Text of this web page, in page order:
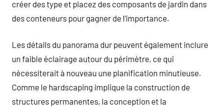
créer des type et placez des composants de jardin dans
des conteneurs pour gagner de l’importance.
Les détails du panorama dur peuvent également inclure
un faible éclairage autour du périmètre, ce qui
nécessiterait à nouveau une planification minutieuse.
Comme le hardscaping implique la construction de
structures permanentes, la conception et la